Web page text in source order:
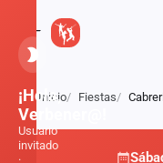
Atrás
Inicio Fiestas
¡Hola,
Verbener@!
Usuario
invitado
·